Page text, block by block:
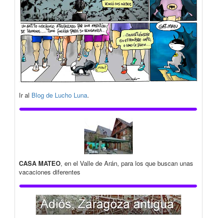
Ir al Blog de Lucho Luna.
CASA MATEO, en el Valle de Arán, para los que buscan unas
vacaciones diferentes